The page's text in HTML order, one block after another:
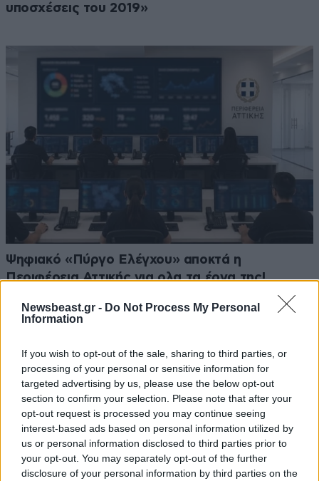
Newsbeast.gr - Do Not Process My Personal
Information
If you wish to opt-out of the sale, sharing to third parties, or
processing of your personal or sensitive information for
targeted advertising by us, please use the below opt-out
section to confirm your selection. Please note that after your
opt-out request is processed you may continue seeing
interest-based ads based on personal information utilized by
us or personal information disclosed to third parties prior to
your opt-out. You may separately opt-out of the further
disclosure of your personal information by third parties on the
υποσχέσεις του 2019»
Ψηφιακό «Πύργο Ελέγχου» αποκτά η
Περιφέρεια Αττικής για ολα τα έργα της!